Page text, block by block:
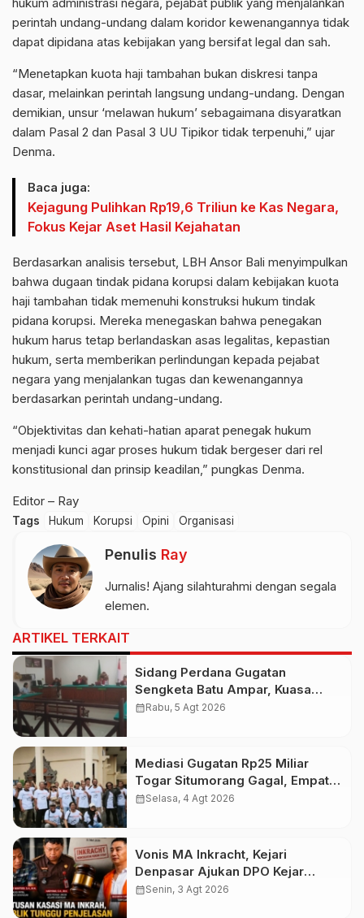
perintah undang-undang dalam koridor kewenangannya tidak
dapat dipidana atas kebijakan yang bersifat legal dan sah.
“Menetapkan kuota haji tambahan bukan diskresi tanpa
dasar, melainkan perintah langsung undang-undang. Dengan
demikian, unsur ‘melawan hukum’ sebagaimana disyaratkan
dalam Pasal 2 dan Pasal 3 UU Tipikor tidak terpenuhi,” ujar
Denma.
Baca juga:
Kejagung Pulihkan Rp19,6 Triliun ke Kas Negara,
Fokus Kejar Aset Hasil Kejahatan
Berdasarkan analisis tersebut, LBH Ansor Bali menyimpulkan
bahwa dugaan tindak pidana korupsi dalam kebijakan kuota
haji tambahan tidak memenuhi konstruksi hukum tindak
pidana korupsi. Mereka menegaskan bahwa penegakan
hukum harus tetap berlandaskan asas legalitas, kepastian
hukum, serta memberikan perlindungan kepada pejabat
negara yang menjalankan tugas dan kewenangannya
berdasarkan perintah undang-undang.
“Objektivitas dan kehati-hatian aparat penegak hukum
menjadi kunci agar proses hukum tidak bergeser dari rel
konstitusional dan prinsip keadilan,” pungkas Denma.
Editor – Ray
Tags Hukum Korupsi Opini Organisasi
Penulis Ray
Jurnalis! Ajang silahturahmi dengan segala
elemen.
ARTIKEL TERKAIT
Sidang Perdana Gugatan
Sengketa Batu Ampar, Kuasa
Hukum Sebut Tak Ikut Tergugat di
calendar_monthRabu, 5 Agt 2026
Mediasi Gugatan Rp25 Miliar
Togar Situmorang Gagal, Empat
Media Pilih Lawan di Pengadilan
calendar_monthSelasa, 4 Agt 2026
Vonis MA Inkracht, Kejari
Denpasar Ajukan DPO Kejar
Budiman Tiang
calendar_monthSenin, 3 Agt 2026